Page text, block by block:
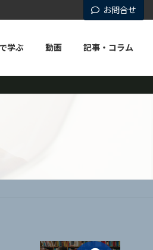
お問合せ
学ぶ 動画 記事・コラム